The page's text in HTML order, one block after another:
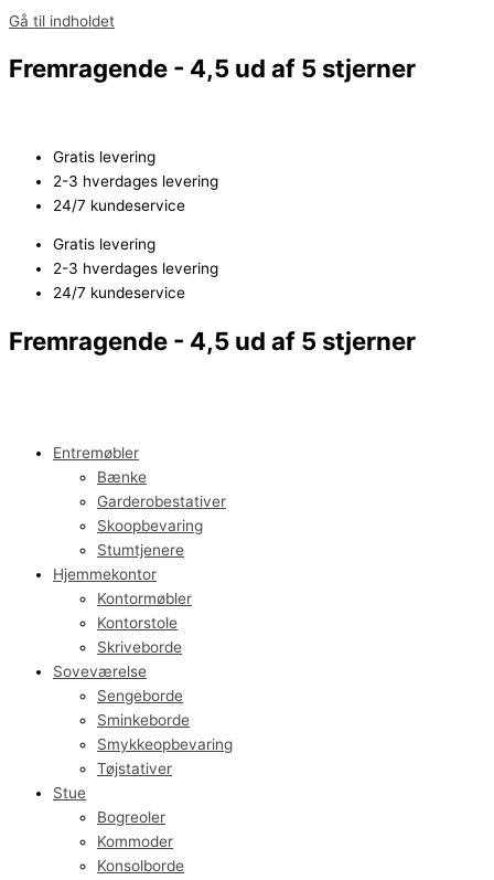
Gå til indholdet
Fremragende - 4,5 ud af 5 stjerner
Gratis levering
2-3 hverdages levering
24/7 kundeservice
Gratis levering
2-3 hverdages levering
24/7 kundeservice
Fremragende - 4,5 ud af 5 stjerner
Entremøbler
Bænke
Garderobestativer
Skoopbevaring
Stumtjenere
Hjemmekontor
Kontormøbler
Kontorstole
Skriveborde
Soveværelse
Sengeborde
Sminkeborde
Smykkeopbevaring
Tøjstativer
Stue
Bogreoler
Kommoder
Konsolborde